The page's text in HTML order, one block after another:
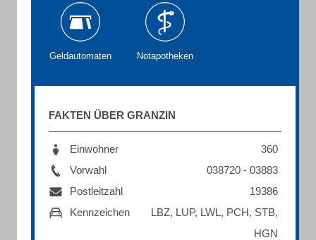
Geldautomaten Notapotheken
FAKTEN ÜBER GRANZIN
Einwohner
360
Vorwahl
038720 - 03883
Postleitzahl
19386
Kennzeichen
LBZ, LUP, LWL, PCH, STB,
HGN